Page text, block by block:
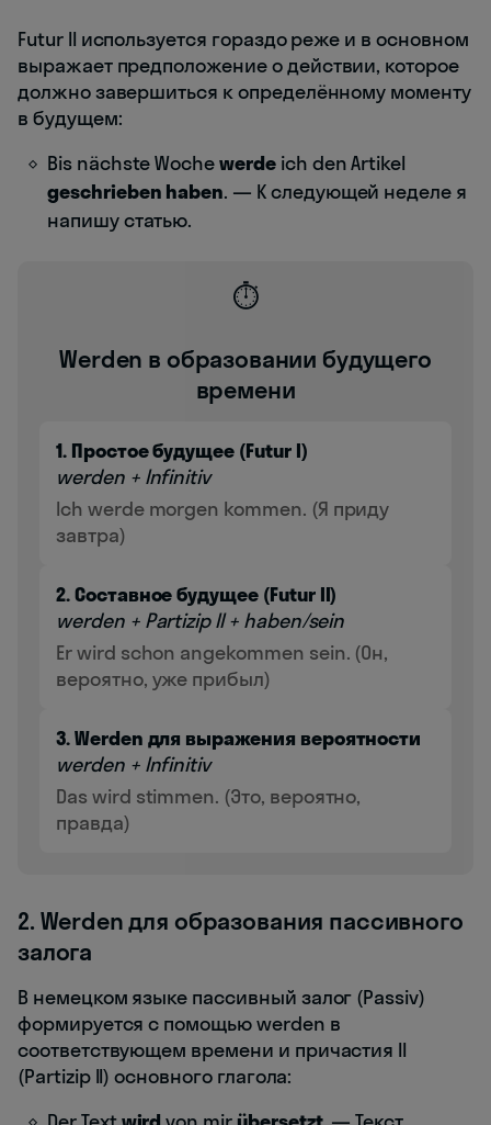
Futur II используется гораздо реже и в основном
выражает предположение о действии, которое
должно завершиться к определённому моменту
в будущем:
Bis nächste Wochewerdeich den Artikel
geschrieben haben. — К следующей неделе я
напишу статью.
⏱️
Werden в образовании будущего
времени
1. Простое будущее (Futur I)
werden + Infinitiv
Ich werde morgen kommen. (Я приду
завтра)
2. Составное будущее (Futur II)
werden + Partizip II + haben/sein
Er wird schon angekommen sein. (Он,
вероятно, уже прибыл)
3. Werden для выражения вероятности
werden + Infinitiv
Das wird stimmen. (Это, вероятно,
правда)
2. Werden для образования пассивного
залога
В немецком языке пассивный залог (Passiv)
формируется с помощью werden в
соответствующем времени и причастия II
(Partizip II) основного глагола: